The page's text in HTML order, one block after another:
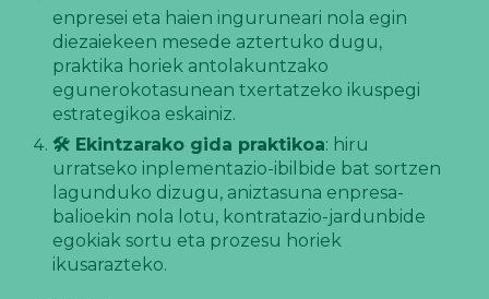
enpresei eta haien inguruneari nola egin
diezaiekeen mesede aztertuko dugu,
praktika horiek antolakuntzako
egunerokotasunean txertatzeko ikuspegi
estrategikoa eskainiz.
🛠 Ekintzarako gida praktikoa: hiru
urratseko inplementazio-ibilbide bat sortzen
lagunduko dizugu, aniztasuna enpresa-
balioekin nola lotu, kontratazio-jardunbide
egokiak sortu eta prozesu horiek
ikusarazteko.